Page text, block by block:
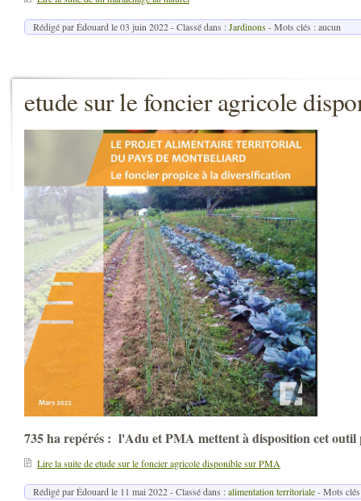
Rédigé par Édouard le03 juin 2022- Classé dans :Jardinons - Mots clés : aucun
etude sur le foncier agricole
735 ha repérés : l'Adu et PMA mettent à disposition cet outil
Lire la suite de etude sur le foncier agricole disponible sur PMA
Rédigé par Édouard le 11 mai 2022- Classé dans :alimentation territoriale- Mots